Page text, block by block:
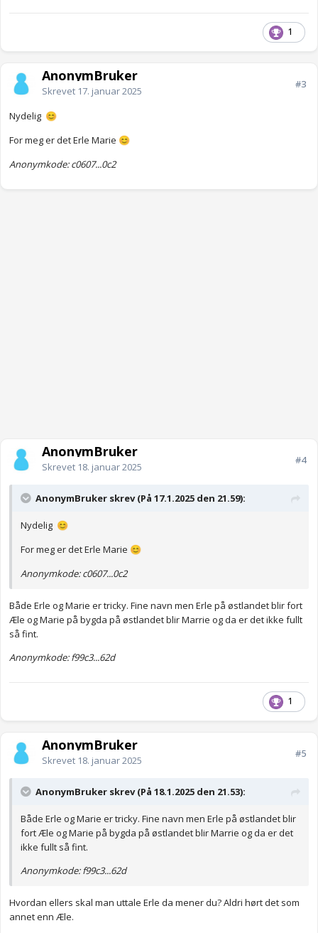
1
AnonymBruker
Skrevet 17. januar 2025
#3
Nydelig 😊
For meg er det Erle Marie 😊
Anonymkode: c0607...0c2
AnonymBruker
Skrevet 18. januar 2025
#4
AnonymBruker skrev (På 17.1.2025 den 21.59):
Nydelig 😊
For meg er det Erle Marie 😊
Anonymkode: c0607...0c2
Både Erle og Marie er tricky. Fine navn men Erle på østlandet blir fort
Æle og Marie på bygda på østlandet blir Marrie og da er det ikke fullt
så fint.
Anonymkode: f99c3...62d
1
AnonymBruker
Skrevet 18. januar 2025
#5
AnonymBruker skrev (På 18.1.2025 den 21.53):
Både Erle og Marie er tricky. Fine navn men Erle på østlandet blir
fort Æle og Marie på bygda på østlandet blir Marrie og da er det
ikke fullt så fint.
Anonymkode: f99c3...62d
Hvordan ellers skal man uttale Erle da mener du? Aldri hørt det som
annet enn Æle.